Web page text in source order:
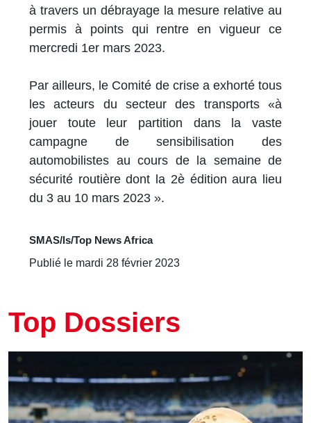
à travers un débrayage la mesure relative au
permis à points qui rentre en vigueur ce
mercredi 1er mars 2023.
Par ailleurs, le Comité de crise a exhorté tous
les acteurs du secteur des transports «à
jouer toute leur partition dans la vaste
campagne de sensibilisation des
automobilistes au cours de la semaine de
sécurité routière dont la 2è édition aura lieu
du 3 au 10 mars 2023 ».
SMAS/ls/Top News Africa
Publié le mardi 28 février 2023
Top Dossiers